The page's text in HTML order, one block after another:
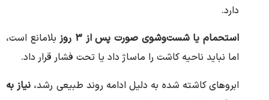
دارد.
استحمام یا شست‌وشوی صورت پس از ۳ روز
بلامانع است،
اما نباید ناحیه کاشت را ماساژ داد یا تحت فشار قرار داد.
ابروهای کاشته شده به دلیل ادامه روند طبیعی رشد، نیاز به